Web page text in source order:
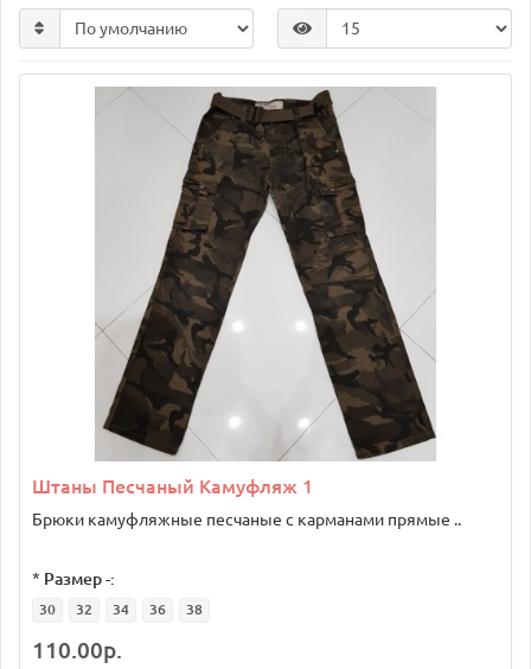
Штаны Песчаный Камуфляж 1
Брюки камуфляжные песчаные с карманами прямые ..
* Размер -:
30 32 34 36 38
110.00р.